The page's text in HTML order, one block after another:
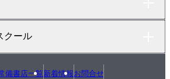
クール
備書店一覧新着情報お問合せ